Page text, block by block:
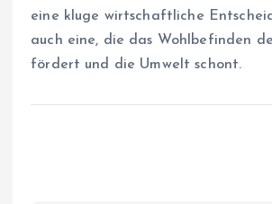
eine kluge wirtschaftliche
auch eine, die das Wohlbefinden
fördert und die Umwelt schont.